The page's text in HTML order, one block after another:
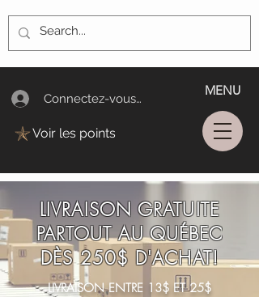
Connectez-vous/Log In
MENU
Voir les points
LIVRAISON GRATUITE
PARTOUT AU QUÉBEC
DÈS 250$ D'ACHAT!
LIVRAISON ENTRE 13$ ET 25$